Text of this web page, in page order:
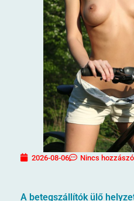
2026-08-06 Nincs
A betegszállítók ülő